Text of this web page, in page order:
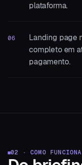
plataforma.
06
Landing page
completo em
pagamento.
02 · COMO FUNCIONA